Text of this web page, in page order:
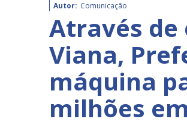
Autor: Comunicação
Através de
Viana,
máquina
milhões